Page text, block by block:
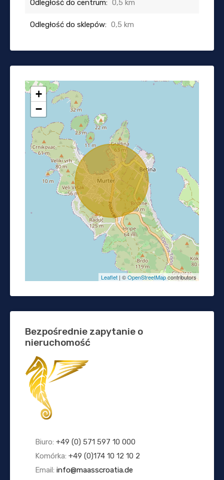
Odległość do centrum: 0,5 km
Odległość do sklepów: 0,5 km
+
−
Leaflet | ©OpenStreetMapcontributors
Bezpośrednie zapytanie o
nieruchomość
Biuro: +49 (0) 571 597 10 000
Komórka: +49 (0)174 10 12 10 2
Email: info@maasscroatia.de